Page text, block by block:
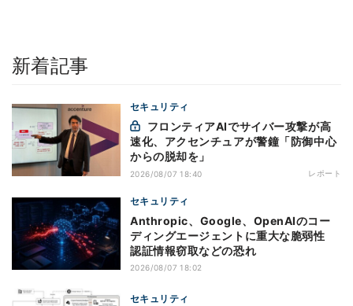
新着記事
セキュリティ
速化、アクセンチュアが警鐘「防御中心
からの脱却を」
2026/08/07 18:40 レポート
セキュリティ
Anthropic、Google、OpenAIのコー
ディングエージェントに重大な脆弱性
認証情報窃取などの恐れ
2026/08/07 18:02
セキュリティ